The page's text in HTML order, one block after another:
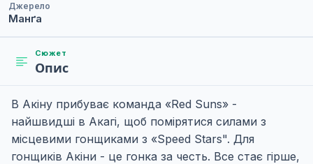
Джерело
Манґа
Сюжет
Опис
В Акіну прибуває команда «Red Suns» -
найшвидші в Акагі, щоб помірятися силами з
місцевими гонщиками з «Speed ​​Stars". Для
гонщиків Акіни - це гонка за честь. Все стає гірше,